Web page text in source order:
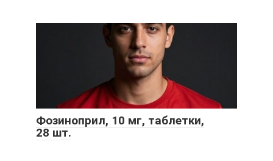
Фозиноприл, 10 мг, таблетки,
28 шт.